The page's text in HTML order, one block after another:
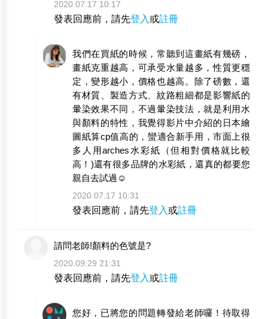
2020.07.17 10:17
發表回應前，請先登入或註冊
我們在買紙的時候，常聽到這畫紙有幾磅，
畫紙克重越高，可承受水量越多，性質更穩
定，變形越小，價格也越高。除了磅數，還
有材質、製造方式、紋路粗細都是影響紙的
暈染效果不同，不過暈染技法，就是利用水
與顏料的特性，我覺得影片中介紹的日本繪
圖紙算cp值高的，蠻適合新手用，市面上很
多人用arches水彩紙（但相對價格就比較
高！)還有很多品牌的水彩紙，還真的都要您
親自去試過☺️
2020.07.17 10:31
發表回應前，請先登入或註冊
請問老師!顏料的色號是?
2020.09.29 21:31
發表回應前，請先登入或註冊
您好，已將您的問題轉發給老師囉！待取得